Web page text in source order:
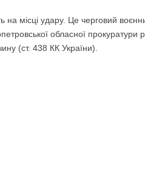
місці удару. Це черговий
обласної прокуратури
(ст. 438 КК України).